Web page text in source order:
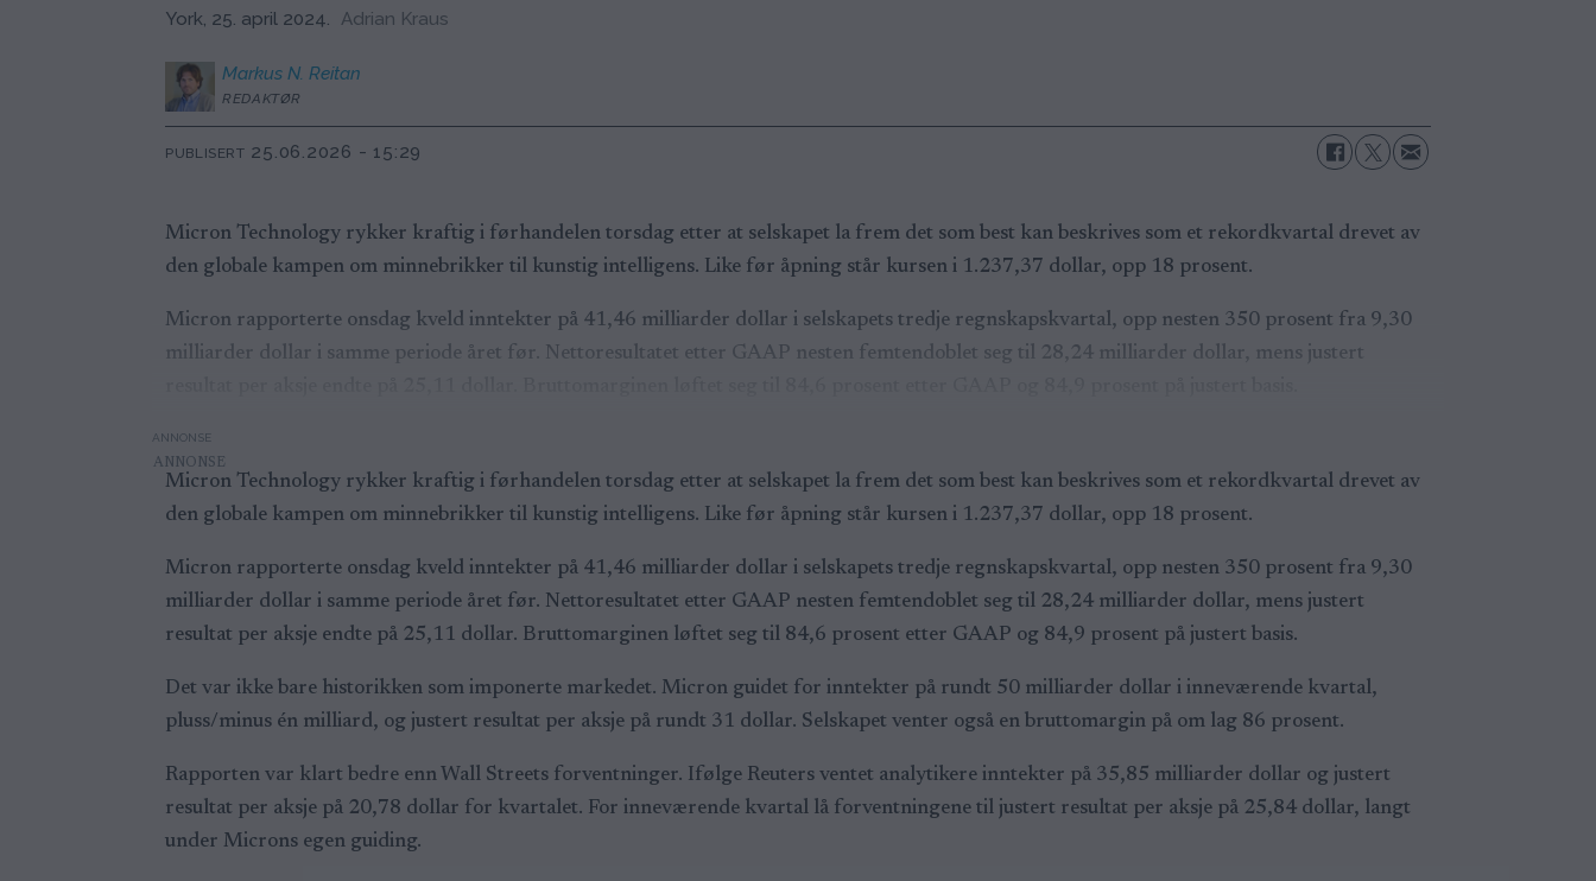
York, 25. april 2024.
Adrian Kraus
Markus N. Reitan
REDAKTØR
PUBLISERT 25.06.2026 - 15:29
Micron Technology rykker kraftig i førhandelen torsdag etter at selskapet la frem det som best kan beskrives som et rekordkvartal drevet av
den globale kampen om minnebrikker til kunstig intelligens. Like før åpning står kursen i 1.237,37 dollar, opp 18 prosent.
Micron rapporterte onsdag kveld inntekter på 41,46 milliarder dollar i selskapets tredje regnskapskvartal, opp nesten 350 prosent fra 9,30
milliarder dollar i samme periode året før. Nettoresultatet etter GAAP nesten femtendoblet seg til 28,24 milliarder dollar, mens justert
ANNONSE
Micron Technology rykker kraftig i førhandelen torsdag etter at selskapet la frem det som best kan beskrives som et rekordkvartal drevet av
den globale kampen om minnebrikker til kunstig intelligens. Like før åpning står kursen i 1.237,37 dollar, opp 18 prosent.
Micron rapporterte onsdag kveld inntekter på 41,46 milliarder dollar i selskapets tredje regnskapskvartal, opp nesten 350 prosent fra 9,30
milliarder dollar i samme periode året før. Nettoresultatet etter GAAP nesten femtendoblet seg til 28,24 milliarder dollar, mens justert
resultat per aksje endte på 25,11 dollar. Bruttomarginen løftet seg til 84,6 prosent etter GAAP og 84,9 prosent på justert basis.
Det var ikke bare historikken som imponerte markedet. Micron guidet for inntekter på rundt 50 milliarder dollar i inneværende kvartal,
pluss/minus én milliard, og justert resultat per aksje på rundt 31 dollar. Selskapet venter også en bruttomargin på om lag 86 prosent.
Rapporten var klart bedre enn Wall Streets forventninger. Ifølge Reuters ventet analytikere inntekter på 35,85 milliarder dollar og justert
resultat per aksje på 20,78 dollar for kvartalet. For inneværende kvartal lå forventningene til justert resultat per aksje på 25,84 dollar, langt
under Microns egen guiding.